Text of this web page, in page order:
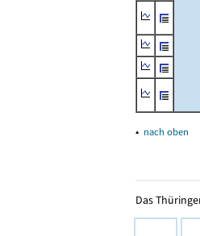
▴ nach oben
Das